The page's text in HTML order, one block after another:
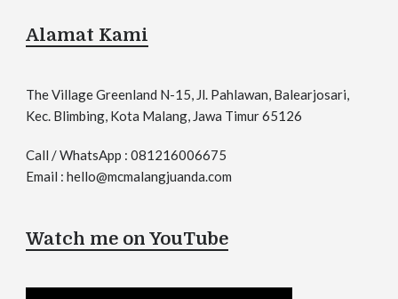
Alamat Kami
The Village Greenland N-15, Jl. Pahlawan, Balearjosari,
Kec. Blimbing, Kota Malang, Jawa Timur 65126
Call / WhatsApp : 081216006675
Email : hello@mcmalangjuanda.com
Watch me on YouTube